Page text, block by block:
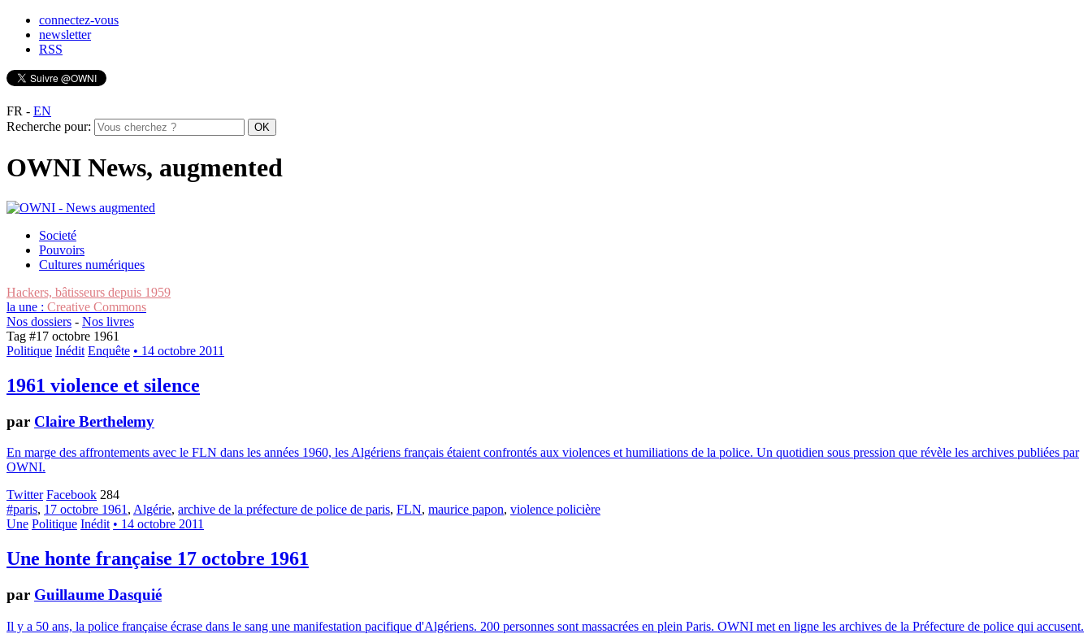
connectez-vous
newsletter
RSS
FR - EN
Recherche pour:
OWNI News, augmented
Societé
Pouvoirs
Cultures numériques
Hackers, bâtisseurs depuis 1959
la une : Creative Commons
Nos dossiers - Nos livres
Tag #17 octobre 1961
Politique Inédit Enquête • 14 octobre 2011
1961 violence et silence
par Claire Berthelemy
En marge des affrontements avec le FLN dans les années 1960, les Algériens français étaient confrontés aux violences et humiliations de la police. Un quotidien sous pression que révèle les archives publiées par
OWNI.
Twitter Facebook 284
#paris, 17 octobre 1961, Algérie, archive de la préfecture de police de paris, FLN, maurice papon, violence policière
Une Politique Inédit • 14 octobre 2011
Une honte française 17 octobre 1961
par Guillaume Dasquié
Il y a 50 ans, la police française écrase dans le sang une manifestation pacifique d'Algériens. 200 personnes sont massacrées en plein Paris. OWNI met en ligne les archives de la Préfecture de police qui accusent.